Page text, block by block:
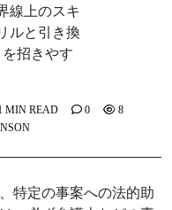
線上のスキ
ルと引き換
招きやす
MIN READ 0 8
特定の事案への法的助